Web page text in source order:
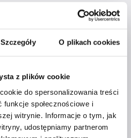
Szczegóły O plikach cookies
z plików cookie
do spersonalizowania treści
funkcje społecznościowe i
witrynie. Informacje o tym, jak
udostępniamy partnerom